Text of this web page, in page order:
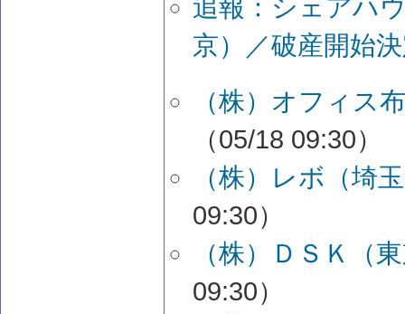
追報：シェアハ
京）／破産開始
（株）オフィス
（05/18 09:30）
（株）レボ（埼
09:30）
（株）ＤＳＫ（
09:30）